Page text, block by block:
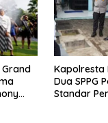
Grand
Kapolresta
Dua SPPG
Standar